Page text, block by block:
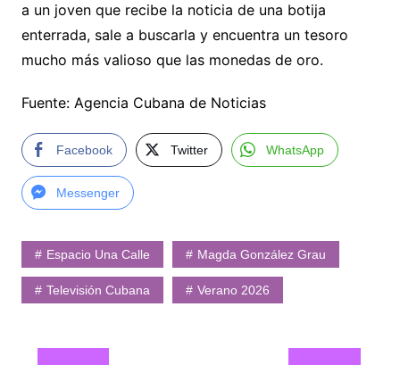
a un joven que recibe la noticia de una botija
enterrada, sale a buscarla y encuentra un tesoro
mucho más valioso que las monedas de oro.
Fuente: Agencia Cubana de Noticias
Facebook Twitter WhatsApp
Messenger
Espacio Una Calle Magda González Grau
Televisión Cubana Verano 2026
Navegación